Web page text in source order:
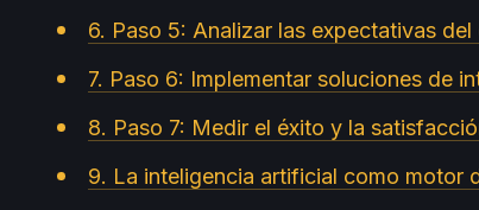
6. Paso 5: Analizar las expectativas
7. Paso 6: Implementar soluciones de
8. Paso 7: Medir el éxito y la
9. La inteligencia artificial como motor